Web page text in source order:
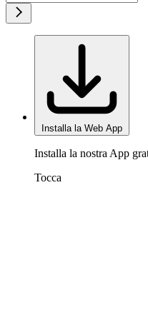
Installa la Web App
Installa la nostra App
Tocca